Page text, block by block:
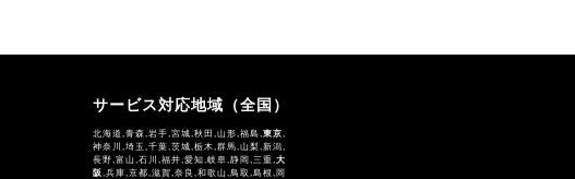
サービス対応地域（全国）
北海道,青森,岩手,宮城,秋田,山形,福島,東京,
神奈川,埼玉,千葉,茨城,栃木,群馬,山梨,新潟,
長野,富山,石川,福井,愛知,岐阜,静岡,三重,大
阪,兵庫,京都,滋賀,奈良,和歌山,鳥取,島根,岡